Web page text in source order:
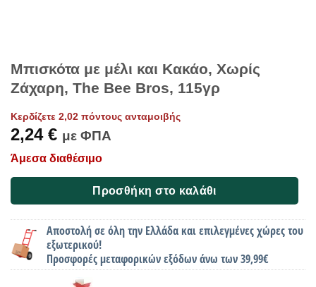
Μπισκότα με μέλι και Κακάο, Χωρίς
Ζάχαρη, The Bee Bros, 115γρ
Κερδίζετε 2,02 πόντους ανταμοιβής
2,24 € με ΦΠΑ
Άμεσα διαθέσιμο
Προσθήκη στο καλάθι
Αποστολή σε όλη την Ελλάδα και επιλεγμένες χώρες του
εξωτερικού!
Προσφορές μεταφορικών εξόδων άνω των 39,99€